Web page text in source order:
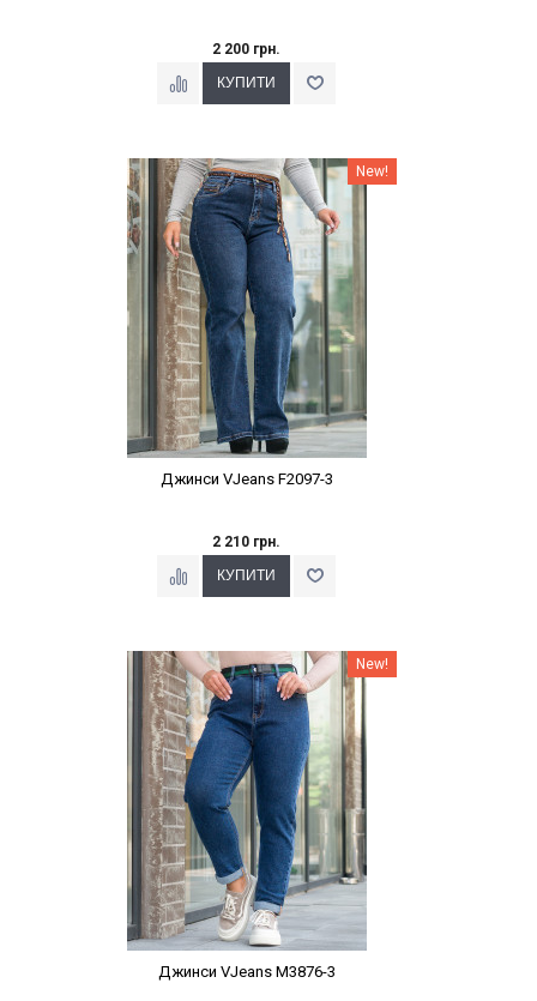
2 200 грн.
Наклейки Варіант з % New!
Джинси VJeans F2097-3
2 210 грн.
Наклейки Варіант з % New!
Джинси VJeans M3876-3